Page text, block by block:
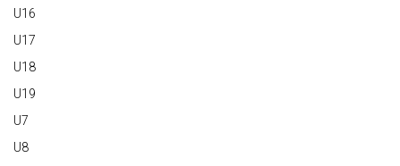
U16
U17
U18
U19
U7
U8